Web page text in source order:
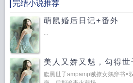
完结小说推荐
萌鼠婚后日记+番外
...
美人又娇又魅，勾得世
腹黑世子ampamp贼撩女鹅穿书×